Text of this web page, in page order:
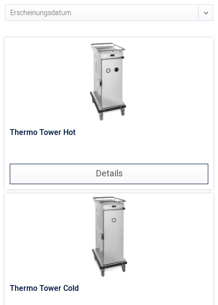
Thermo Tower Hot
Details
Thermo Tower Cold